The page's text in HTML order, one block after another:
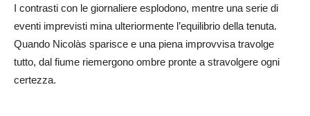
I contrasti con le giornaliere esplodono, mentre una serie di
eventi imprevisti mina ulteriormente l’equilibrio della tenuta.
Quando Nicolàs sparisce e una piena improvvisa travolge
tutto, dal fiume riemergono ombre pronte a stravolgere ogni
certezza.